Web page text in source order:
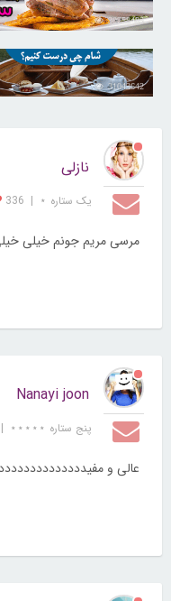
30258485
31043642
نازلی
یک ستاره ⋆ |
336
مرسی مریم جونم خیلی
Nanayi joon
پنج ستاره ⋆⋆⋆⋆⋆ |
عالی و